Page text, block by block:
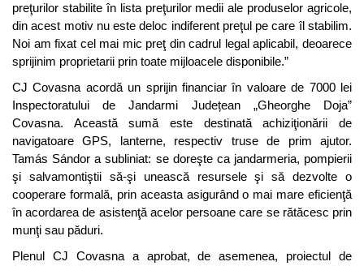
preţurilor stabilite în lista preţurilor medii ale produselor agricole,
din acest motiv nu este deloc indiferent preţul pe care îl stabilim.
Noi am fixat cel mai mic preţ din cadrul legal aplicabil, deoarece
sprijinim proprietarii prin toate mijloacele disponibile.”
CJ Covasna acordă un sprijin financiar în valoare de 7000 lei
Inspectoratului de Jandarmi Județean „Gheorghe Doja”
Covasna. Această sumă este destinată achiziţionării de
navigatoare GPS, lanterne, respectiv truse de prim ajutor.
Tamás Sándor a subliniat: se doreşte ca jandarmeria, pompierii
şi salvamontiştii să-şi unească resursele şi să dezvolte o
cooperare formală, prin aceasta asigurând o mai mare eficienţă
în acordarea de asistenţă acelor persoane care se rătăcesc prin
munţi sau păduri.
Plenul CJ Covasna a aprobat, de asemenea, proiectul de